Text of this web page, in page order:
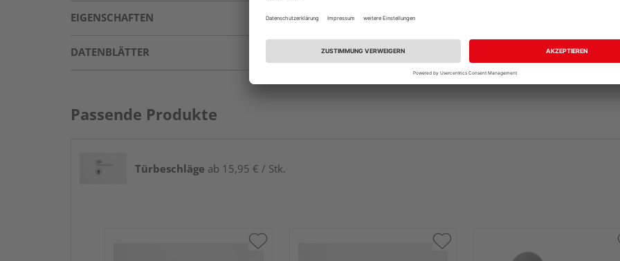
EIGENSCHAFTEN
DATENBLÄTTER
Passende Produkte
Türbeschläge ab 15,95 € / Stk.